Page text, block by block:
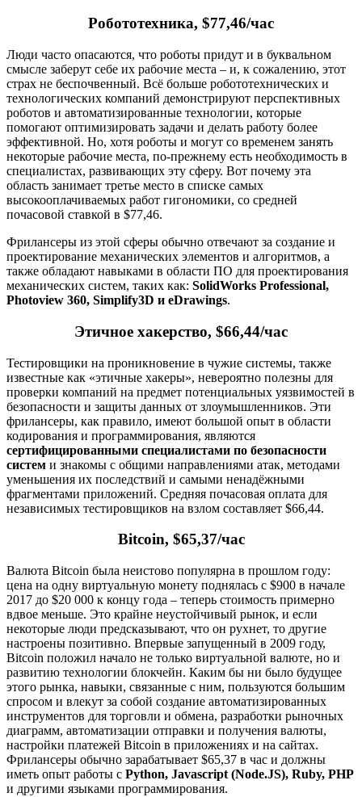
Робототехника, $77,46/час
Люди часто опасаются, что роботы придут и в буквальном
смысле заберут себе их рабочие места – и, к сожалению, этот
страх не беспочвенный. Всё больше робототехнических и
технологических компаний демонстрируют перспективных
роботов и автоматизированные технологии, которые
помогают оптимизировать задачи и делать работу более
эффективной. Но, хотя роботы и могут со временем занять
некоторые рабочие места, по-прежнему есть необходимость в
специалистах, развивающих эту сферу. Вот почему эта
область занимает третье место в списке самых
высокооплачиваемых работ гигономики, со средней
почасовой ставкой в $77,46.
Фрилансеры из этой сферы обычно отвечают за создание и
проектирование механических элементов и алгоритмов, а
также обладают навыками в области ПО для проектирования
механических систем, таких как: SolidWorks Professional,
Photoview 360, Simplify3D и eDrawings.
Этичное хакерство, $66,44/час
Тестировщики на проникновение в чужие системы, также
известные как «этичные хакеры», невероятно полезны для
проверки компаний на предмет потенциальных уязвимостей в
безопасности и защиты данных от злоумышленников. Эти
фрилансеры, как правило, имеют большой опыт в области
кодирования и программирования, являются
сертифицированными специалистами по безопасности
систем и знакомы с общими направлениями атак, методами
уменьшения их последствий и самыми ненадёжными
фрагментами приложений. Средняя почасовая оплата для
независимых тестировщиков на взлом составляет $66,44.
Bitcoin, $65,37/час
Валюта Bitcoin была неистово популярна в прошлом году:
цена на одну виртуальную монету поднялась с $900 в начале
2017 до $20 000 к концу года – теперь стоимость примерно
вдвое меньше. Это крайне неустойчивый рынок, и если
некоторые люди предсказывают, что он рухнет, то другие
настроены позитивно. Впервые запущенный в 2009 году,
Bitcoin положил начало не только виртуальной валюте, но и
развитию технологии блокчейн. Каким бы ни было будущее
этого рынка, навыки, связанные с ним, пользуются большим
спросом и влекут за собой создание автоматизированных
инструментов для торговли и обмена, разработки рыночных
диаграмм, автоматизации отправки и получения валюты,
настройки платежей Bitcoin в приложениях и на сайтах.
Фрилансеры обычно зарабатывает $65,37 в час и должны
иметь опыт работы с Python, Javascript (Node.JS), Ruby, PHP
и другими языками программирования.